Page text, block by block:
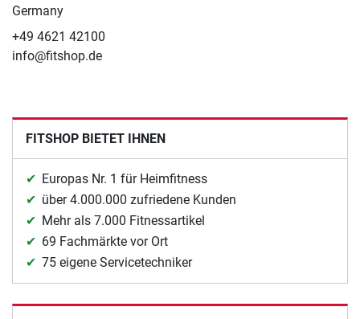
Germany
+49 4621 42100
info@fitshop.de
FITSHOP BIETET IHNEN
Europas Nr. 1 für Heimfitness
über 4.000.000 zufriedene Kunden
Mehr als 7.000 Fitnessartikel
69 Fachmärkte vor Ort
75 eigene Servicetechniker